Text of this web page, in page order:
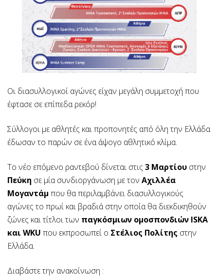
Οι διασυλλογικοί αγώνες είχαν μεγάλη συμμετοχή που
έφτασε σε επίπεδα ρεκόρ!
Σύλλογοι με αθλητές και προπονητές από όλη την Ελλάδα
έδωσαν το παρών σε ένα άψογο αθλητικό κλίμα.
Το νέο επόμενο ραντεβού δίνεται στις 3 Μαρτίου στην
Πεύκη σε μία συνδιοργάνωση με τον Αχιλλέα
Μογαντάμ που θα περιλαμβάνει διασυλλογικούς
αγώνες το πρωί και βραδιά στην οποία θα διεκδικηθούν
ζώνες και τίτλοι των παγκόσμιων ομοσπονδιών ISKA
και WKU που εκπροσωπεί ο Στέλιος Πολίτης στην
Ελλάδα.
Διαβάστε την ανακοίνωση :